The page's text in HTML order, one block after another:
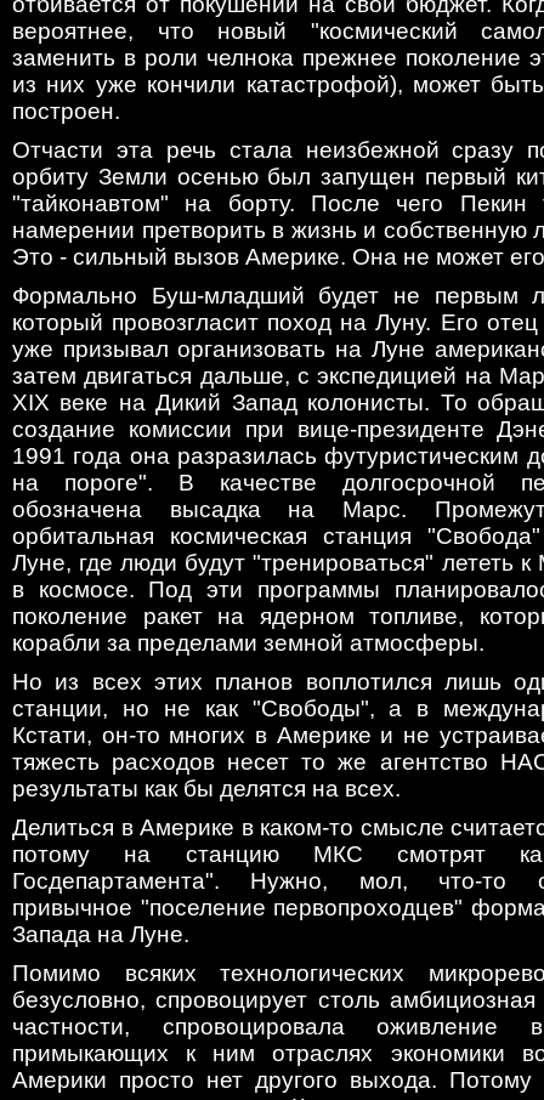
вероятнее, что новый "космический
заменить в роли челнока прежнее поколение
из них уже кончили катастрофой), может
построен.
Отчасти эта речь стала неизбежной сразу
орбиту Земли осенью был запущен первый
"тайконавтом" на борту. После чего
намерении претворить в жизнь и собственную
Это - сильный вызов Америке. Она не может
Формально Буш-младший будет не первым
который провозгласит поход на Луну. Его
уже призывал организовать на Луне
затем двигаться дальше, с экспедицией на
ХIХ веке на Дикий Запад колонисты. То
создание комиссии при вице-президенте
1991 года она разразилась футуристическим
на пороге". В качестве долгосрочной
обозначена высадка на Марс.
орбитальная космическая станция
Луне, где люди будут "тренироваться" лететь
в космосе. Под эти программы
поколение ракет на ядерном топливе,
корабли за пределами земной атмосферы.
Но из всех этих планов воплотился лишь
станции, но не как "Свободы", а в
Кстати, он-то многих в Америке и не
тяжесть расходов несет то же агентство
результаты как бы делятся на всех.
Делиться в Америке в каком-то смысле
потому на станцию МКС смотрят
Госдепартамента". Нужно, мол, что-то
привычное "поселение первопроходцев"
Запада на Луне.
Помимо всяких технологических
безусловно, спровоцирует столь
частности, спровоцировала
примыкающих к ним отраслях экономики
Америки просто нет другого выхода.